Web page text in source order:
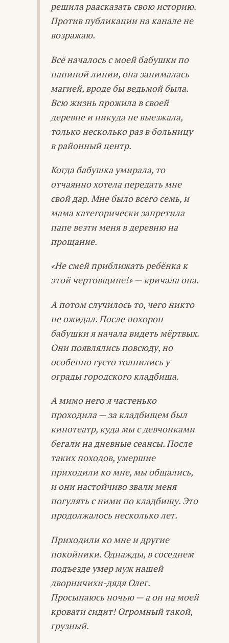
решила раасказать свою историю.
Против публикации на канале не
возражаю.
Всё началось с моей бабушки по
папиной линии, она занималась
магией, вроде бы ведьмой была.
Всю жизнь прожила в своей
деревне и никуда не выезжала,
только несколько раз в больницу
в районный центр.
Когда бабушка умирала, то
отчаянно хотела передать мне
свой дар. Мне было всего семь, и
мама категорически запретила
папе везти меня в деревню на
прощание.
«Не смей приближать ребёнка к
этой чертовщине!» — кричала она.
А потом случилось то, чего никто
не ожидал. После похорон
бабушки я начала видеть мёртвых.
Они появлялись повсюду, но
особенно густо толпились у
ограды городского кладбища.
А мимо него я частенько
проходила — за кладбищем был
кинотеатр, куда мы с девчонками
бегали на дневные сеансы. После
таких походов, умершие
приходили ко мне, мы общались,
и они настойчиво звали меня
погулять с ними по кладбищу. Это
продолжалось несколько лет.
Приходили ко мне и другие
покойники. Однажды, в соседнем
подъезде умер муж нашей
дворничихи-дядя Олег.
Просыпаюсь ночью — а он на моей
кровати сидит! Огромный такой,
грузный.